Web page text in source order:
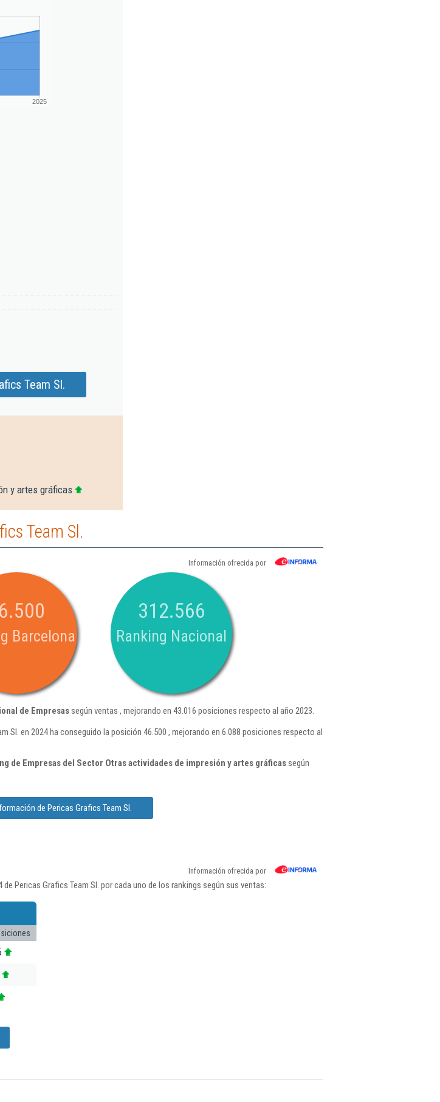
2025
Team Sl.
y artes gráficas
Team Sl.
Información ofrecida por
Barcelona
312.566
Ranking Nacional
de Empresassegún ventas , mejorando en 43.016 posiciones respecto al año 2023.
Sl. en 2024 ha conseguido la posición 46.500 , mejorando en 6.088 posiciones respecto al
de Empresas del Sector Otras actividades de impresión y artes gráficassegún
de Pericas Grafics Team Sl.
Información ofrecida por
Pericas Grafics Team Sl. por cada uno de los rankings según sus ventas: